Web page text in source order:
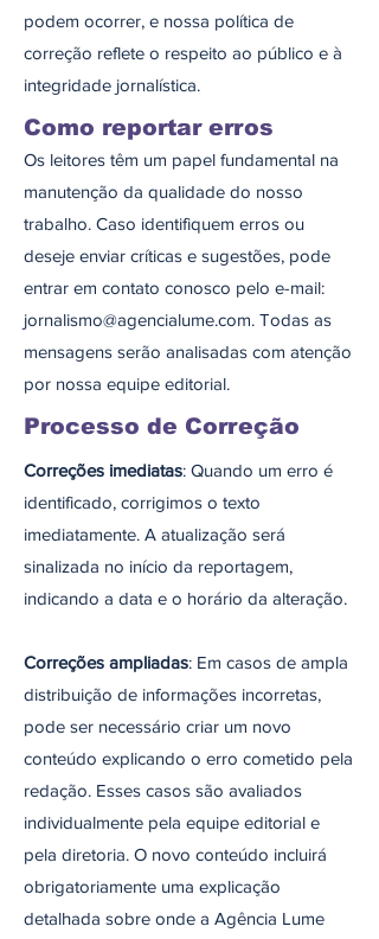
podem ocorrer, e nossa política de
correção reflete o respeito ao público e à
integridade jornalística.
Como reportar erros
Os leitores têm um papel fundamental na
manutenção da qualidade do nosso
trabalho. Caso identifiquem erros ou
deseje enviar críticas e sugestões, pode
entrar em contato conosco pelo e-mail:
jornalismo@agencialume.com. Todas as
mensagens serão analisadas com atenção
por nossa equipe editorial.
Processo de Correção
Correções imediatas: Quando um erro é
identificado, corrigimos o texto
imediatamente. A atualização será
sinalizada no início da reportagem,
indicando a data e o horário da alteração.
Correções ampliadas: Em casos de ampla
distribuição de informações incorretas,
pode ser necessário criar um novo
conteúdo explicando o erro cometido pela
redação. Esses casos são avaliados
individualmente pela equipe editorial e
pela diretoria. O novo conteúdo incluirá
obrigatoriamente uma explicação
detalhada sobre onde a Agência Lume